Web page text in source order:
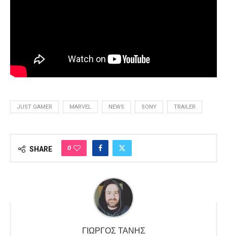
JUST GAMER MARVEL NEWS SONY TRAILER
SHARE 0
ΓΙΏΡΓΟΣ ΤΑΝΉΣ